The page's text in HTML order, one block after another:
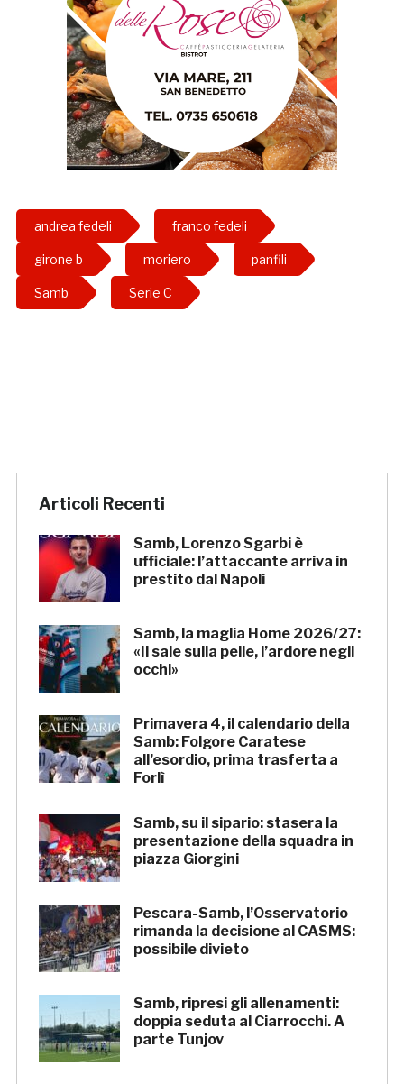
andrea fedeli franco fedeli
girone b moriero panfili
Samb Serie C
Articoli Recenti
Samb, Lorenzo Sgarbi è
ufficiale: l’attaccante arriva in
prestito dal Napoli
Samb, la maglia Home 2026/27:
«Il sale sulla pelle, l’ardore negli
occhi»
Primavera 4, il calendario della
Samb: Folgore Caratese
all’esordio, prima trasferta a
Forlì
Samb, su il sipario: stasera la
presentazione della squadra in
piazza Giorgini
Pescara-Samb, l’Osservatorio
rimanda la decisione al CASMS:
possibile divieto
Samb, ripresi gli allenamenti:
doppia seduta al Ciarrocchi. A
parte Tunjov